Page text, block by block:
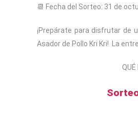
📆 Fecha del Sorteo: 31 de
¡Prepárate para disfrutar de
Asador de Pollo Kri Kri! La
QUÉ